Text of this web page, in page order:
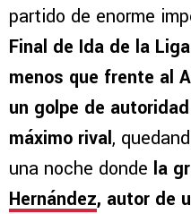
partido de enorme
Final de Ida de la
menos que frente al
un golpe de
máximo rival,
una noche donde la
Hernández, autor de